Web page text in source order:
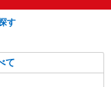
す
て